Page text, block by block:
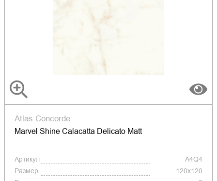
Atlas Concorde
Marvel Shine Calacatta Delicato Matt
Артикул
A4Q4
Размер
120x120